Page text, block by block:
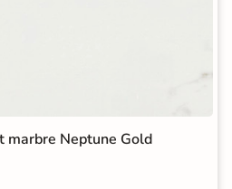
Neptune Gold